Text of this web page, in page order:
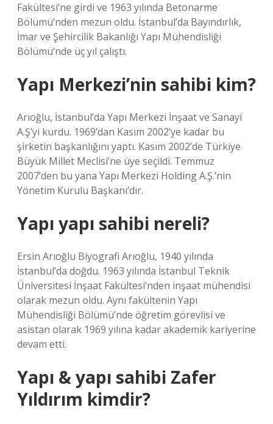
Fakültesi’ne girdi ve 1963 yılında Betonarme
Bölümü’nden mezun oldu. İstanbul’da Bayındırlık,
İmar ve Şehircilik Bakanlığı Yapı Mühendisliği
Bölümü’nde üç yıl çalıştı.
Yapı Merkezi’nin sahibi kim?
Arıoğlu, İstanbul’da Yapı Merkezi İnşaat ve Sanayi
A.Ş’yi kurdu. 1969’dan Kasım 2002’ye kadar bu
şirketin başkanlığını yaptı. Kasım 2002’de Türkiye
Büyük Millet Meclisi’ne üye seçildi. Temmuz
2007’den bu yana Yapı Merkezi Holding A.Ş.’nin
Yönetim Kurulu Başkanı’dır.
Yapı yapı sahibi nereli?
Ersin Arıoğlu Biyografi Arıoğlu, 1940 yılında
İstanbul’da doğdu. 1963 yılında İstanbul Teknik
Üniversitesi İnşaat Fakültesi’nden inşaat mühendisi
olarak mezun oldu. Aynı fakültenin Yapı
Mühendisliği Bölümü’nde öğretim görevlisi ve
asistan olarak 1969 yılına kadar akademik kariyerine
devam etti.
Yapı & yapı sahibi Zafer
Yıldırım kimdir?